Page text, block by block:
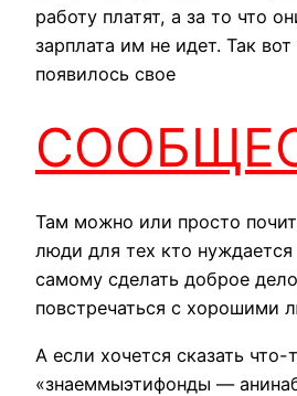
работу платят, а за то что
зарплата им не идет. Так
появилось свое
Там можно или просто
люди для тех кто
самому сделать доброе
повстречаться с хорошими
А если хочется сказать что-
«знаеммыэтифонды —